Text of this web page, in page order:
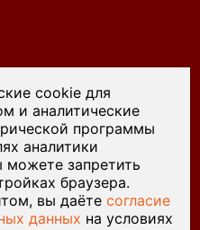
использовании
на страницах
обязательна.
cookie для
и аналитические
программы
аналитики
запретить
браузера.
вы даётесогласие
данных на условиях